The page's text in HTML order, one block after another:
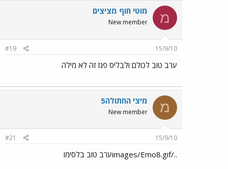
מ מוטי חוף מציצים
New member
15/9/10
#19
ערב טוב לכולם ולבליס פגז זה לא מילה
מ מיצי החתולה5
New member
15/9/10
#21
../images/Emo8.gifערב טוב בלסימו